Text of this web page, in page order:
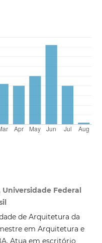
Universidade Federal
de Arquitetura da
em Arquitetura e
Atua em escritório